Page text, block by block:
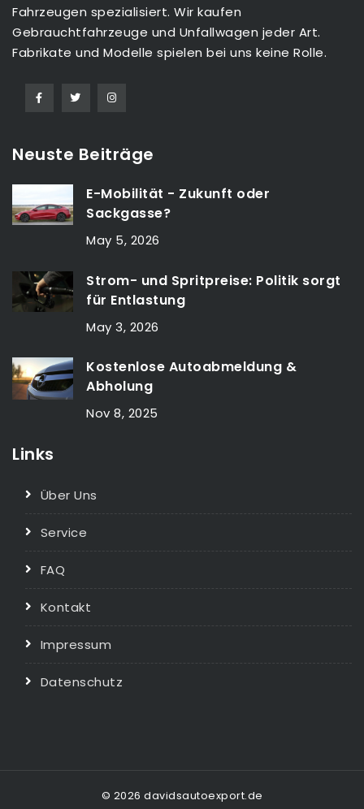
Fahrzeugen spezialisiert. Wir kaufen
Gebrauchtfahrzeuge und Unfallwagen jeder Art.
Fabrikate und Modelle spielen bei uns keine Rolle.
Neuste Beiträge
E-Mobilität - Zukunft oder
Sackgasse?
May 5, 2026
Strom- und Spritpreise: Politik sorgt
für Entlastung
May 3, 2026
Kostenlose Autoabmeldung &
Abholung
Nov 8, 2025
Links
Über Uns
Service
FAQ
Kontakt
Impressum
Datenschutz
© 2026 davidsautoexport.de